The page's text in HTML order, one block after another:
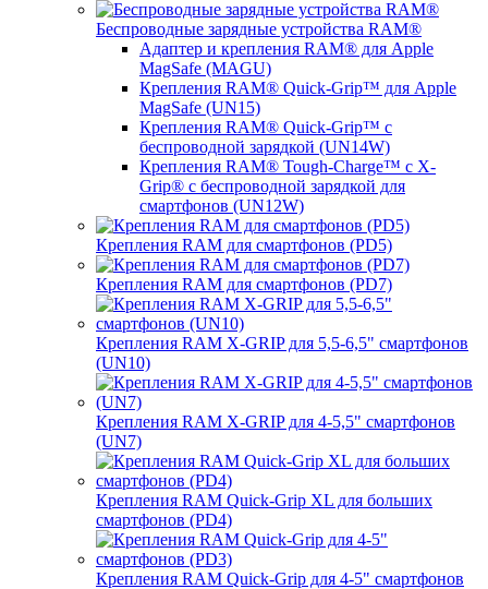
Беспроводные зарядные устройства RAM®
Адаптер и крепления RAM® для Apple
MagSafe (MAGU)
Крепления RAM® Quick-Grip™ для Apple
MagSafe (UN15)
Крепления RAM® Quick-Grip™ с
беспроводной зарядкой (UN14W)
Крепления RAM® Tough-Charge™ с X-
Grip® с беспроводной зарядкой для
смартфонов (UN12W)
Крепления RAM для смартфонов (PD5)
Крепления RAM для смартфонов (PD7)
Крепления RAM X-GRIP для 5,5-6,5" смартфонов
(UN10)
Крепления RAM X-GRIP для 4-5,5" смартфонов
(UN7)
Крепления RAM Quick-Grip XL для больших
смартфонов (PD4)
Крепления RAM Quick-Grip для 4-5" смартфонов